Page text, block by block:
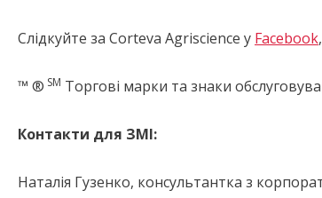
Слідкуйте за Corteva Agriscience у Facebook,
™ ® SM Торгові марки та знаки
Контакти для ЗМІ:
Наталія Гузенко, консультантка з